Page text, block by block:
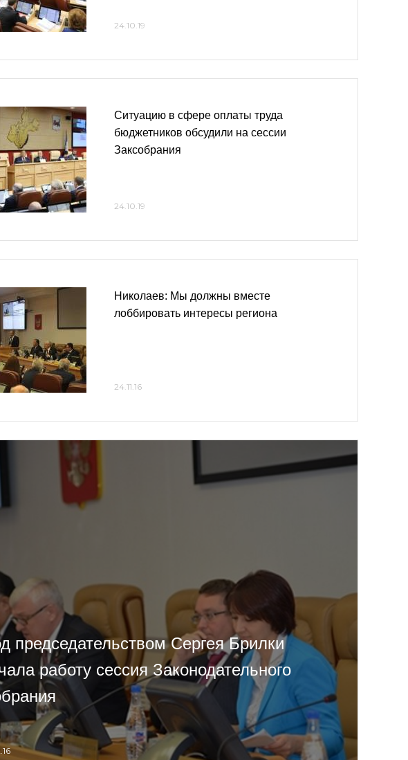
24.10.19
Ситуацию в сфере оплаты труда
бюджетников обсудили на сессии
Заксобрания
24.10.19
Николаев: Мы должны вместе
лоббировать интересы региона
24.11.16
председательством Сергея Брилки
работу сессия Законодательного